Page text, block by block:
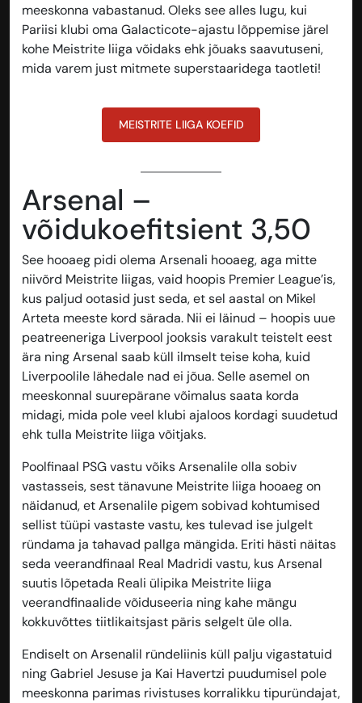
meeskonna vabastanud. Oleks see alles lugu, kui
Pariisi klubi oma Galacticote-ajastu lõppemise järel
kohe Meistrite liiga võidaks ehk jõuaks saavutuseni,
mida varem just mitmete superstaaridega taotleti!
MEISTRITE LIIGA KOEFID
Arsenal –
võidukoefitsient 3,50
See hooaeg pidi olema Arsenali hooaeg, aga mitte
niivõrd Meistrite liigas, vaid hoopis Premier League’is,
kus paljud ootasid just seda, et sel aastal on Mikel
Arteta meeste kord särada. Nii ei läinud – hoopis uue
peatreeneriga Liverpool jooksis varakult teistelt eest
ära ning Arsenal saab küll ilmselt teise koha, kuid
Liverpoolile lähedale nad ei jõua. Selle asemel on
meeskonnal suurepärane võimalus saata korda
midagi, mida pole veel klubi ajaloos kordagi suudetud
ehk tulla Meistrite liiga võitjaks.
Poolfinaal PSG vastu võiks Arsenalile olla sobiv
vastasseis, sest tänavune Meistrite liiga hooaeg on
näidanud, et Arsenalile pigem sobivad kohtumised
sellist tüüpi vastaste vastu, kes tulevad ise julgelt
ründama ja tahavad pallga mängida. Eriti hästi näitas
seda veerandfinaal Real Madridi vastu, kus Arsenal
suutis lõpetada Reali ülipika Meistrite liiga
veerandfinaalide võiduseeria ning kahe mängu
kokkuvõttes tiitlikaitsjast päris selgelt üle olla.
Endiselt on Arsenalil ründeliinis küll palju vigastatuid
ning Gabriel Jesuse ja Kai Havertzi puudumisel pole
meeskonna parimas rivistuses korralikku tipuründajat,